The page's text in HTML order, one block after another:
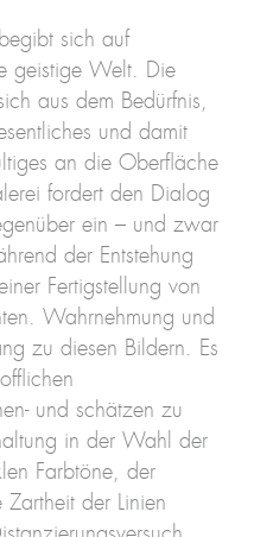
sich auf
geistige Welt. Die
aus dem Bedürfnis,
und damit
an die Oberfläche
fordert den Dialog
ein – und zwar
der Entstehung
Fertigstellung von
Wahrnehmung und
zu diesen Bildern. Es
und schätzen zu
in der Wahl der
Farbtöne, der
der Linien